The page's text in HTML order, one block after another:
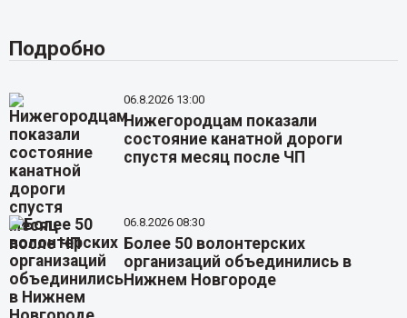
Подробно
06.8.2026 13:00
Нижегородцам показали
состояние канатной дороги
спустя месяц после ЧП
06.8.2026 08:30
Более 50 волонтерских
организаций объединились в
Нижнем Новгороде